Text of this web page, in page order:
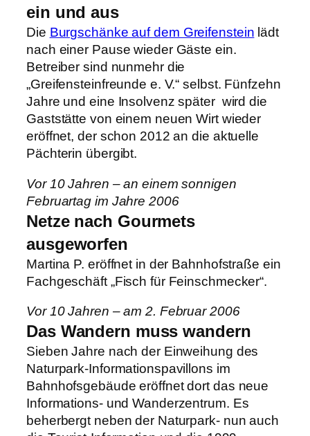
ein und aus
Die Burgschänke auf dem Greifenstein lädt
nach einer Pause wieder Gäste ein.
Betreiber sind nunmehr die
„Greifensteinfreunde e. V.“ selbst. Fünfzehn
Jahre und eine Insolvenz später wird die
Gaststätte von einem neuen Wirt wieder
eröffnet, der schon 2012 an die aktuelle
Pächterin übergibt.
Vor 10 Jahren – an einem sonnigen
Februartag im Jahre 2006
Netze nach Gourmets
ausgeworfen
Martina P. eröffnet in der Bahnhofstraße ein
Fachgeschäft „Fisch für Feinschmecker“.
Vor 10 Jahren – am 2. Februar 2006
Das Wandern muss wandern
Sieben Jahre nach der Einweihung des
Naturpark-Informationspavillons im
Bahnhofsgebäude eröffnet dort das neue
Informations- und Wanderzentrum. Es
beherbergt neben der Naturpark- nun auch